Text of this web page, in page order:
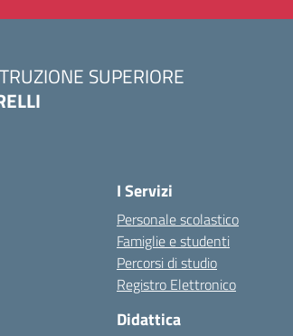
SUPERIORE
I Servizi
Personale scolastico
Famiglie e studenti
Percorsi di studio
Registro Elettronico
Didattica